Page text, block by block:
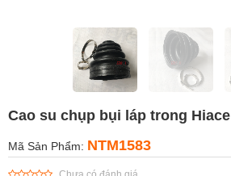
Cao su chụp bụi láp trong Hiace
Mã Sản Phẩm: NTM1583